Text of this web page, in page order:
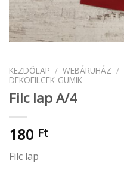
KEZDŐLAP / WEBÁRUHÁZ /
DEKOFILCEK-GUMIK
Filc lap A/4
180 Ft
Filc lap